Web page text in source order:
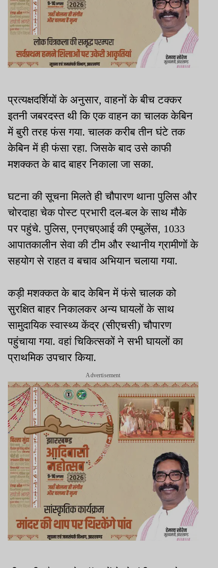
प्रत्यक्षदर्शियों के अनुसार, वाहनों के बीच टक्कर
इतनी जबरदस्त थी कि एक वाहन का चालक केबिन
में बुरी तरह फंस गया. चालक करीब तीन घंटे तक
केबिन में ही फंसा रहा. जिसके बाद उसे काफी
मशक्कत के बाद बाहर निकाला जा सका.
घटना की सूचना मिलते ही चौपारण थाना पुलिस और
चोरदाहा चेक पोस्ट प्रभारी दल-बल के साथ मौके
पर पहुंचे. पुलिस, एनएचएआई की एम्बुलेंस, 1033
आपातकालीन सेवा की टीम और स्थानीय ग्रामीणों के
सहयोग से राहत व बचाव अभियान चलाया गया.
कड़ी मशक्कत के बाद केबिन में फंसे चालक को
सुरक्षित बाहर निकालकर अन्य घायलों के साथ
सामुदायिक स्वास्थ्य केंद्र (सीएचसी) चौपारण
पहुंचाया गया. वहां चिकित्सकों ने सभी घायलों का
प्राथमिक उपचार किया.
Advertisement